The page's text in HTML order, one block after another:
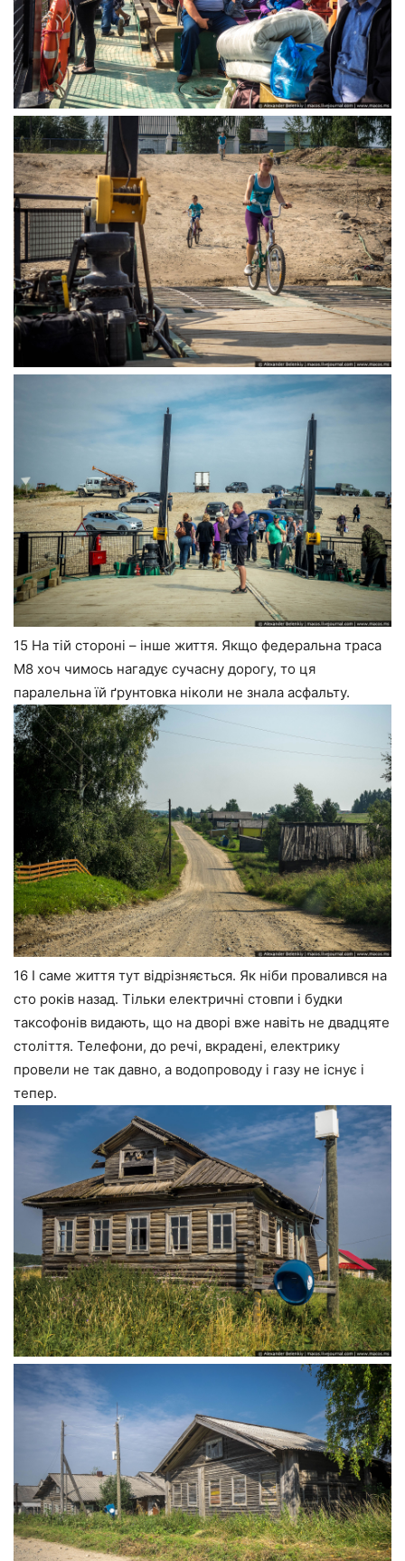
15 На тій стороні – інше життя. Якщо федеральна траса
М8 хоч чимось нагадує сучасну дорогу, то ця
паралельна їй ґрунтовка ніколи не знала асфальту.
16 І саме життя тут відрізняється. Як ніби провалився на
сто років назад. Тільки електричні стовпи і будки
таксофонів видають, що на дворі вже навіть не двадцяте
століття. Телефони, до речі, вкрадені, електрику
провели не так давно, а водопроводу і газу не існує і
тепер.